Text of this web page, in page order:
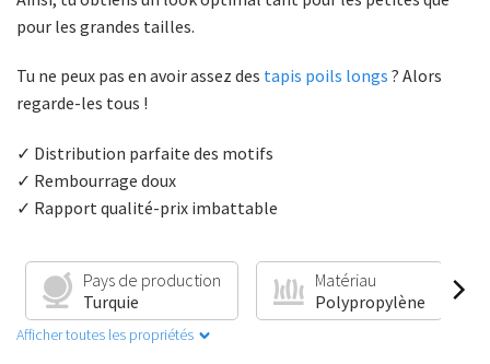
pour les grandes tailles.
Tu ne peux pas en avoir assez des tapis poils longs ? Alors
regarde-les tous !
✓ Distribution parfaite des motifs
✓ Rembourrage doux
✓ Rapport qualité-prix imbattable
Pays de production
Turquie
Matériau
Polypropylène
Afficher toutes les propriétés